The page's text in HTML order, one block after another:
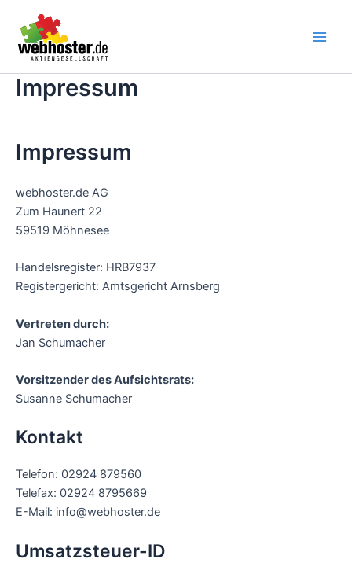
Inhalt
springen
Impressum
Impressum
webhoster.de AG
Zum Haunert 22
59519 Möhnesee
Handelsregister: HRB7937
Registergericht: Amtsgericht Arnsberg
Vertreten durch:
Jan Schumacher
Vorsitzender des Aufsichtsrats:
Susanne Schumacher
Kontakt
Telefon: 02924 879560
Telefax: 02924 8795669
E-Mail: info@webhoster.de
Umsatzsteuer-ID